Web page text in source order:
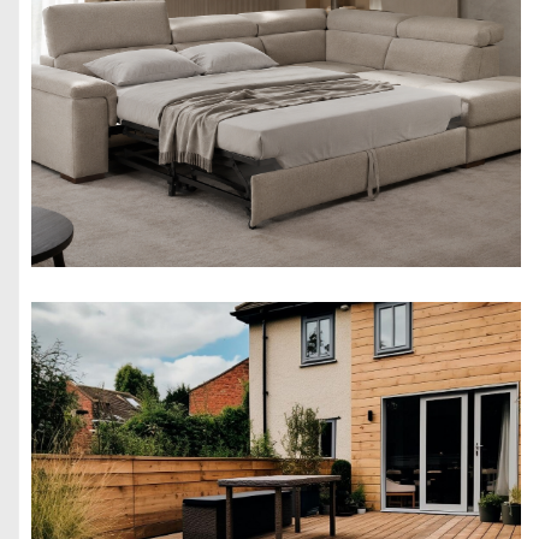
budowa,
wyposażenie,
zastosowania
Jakie są
przydatne
rzeczy do
kuchni?
Kontener
kosmetyczny –
nowoczesne
rozwiązanie dla
branży beauty
Najpiękniejsze
prezenty
świąteczne z
włóczki —
inspiracje na